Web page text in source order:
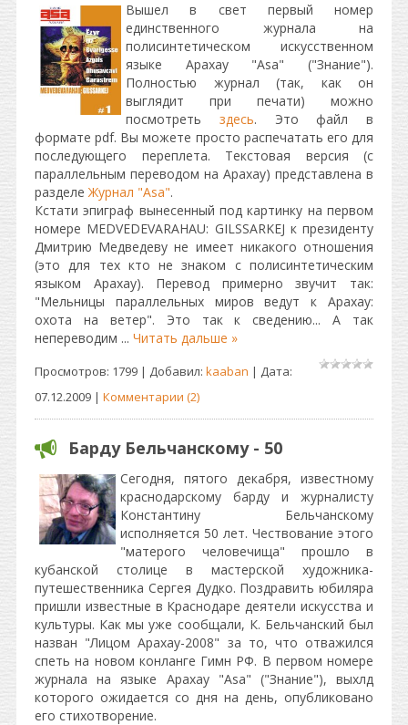
Вышел в свет первый номер
единственного журнала на
полисинтетическом искусственном
языке Арахау "Asa" ("Знание").
Полностью журнал (так, как он
выглядит при печати) можно
посмотреть здесь. Это файл в
формате pdf. Вы можете просто распечатать его для
последующего переплета. Текстовая версия (с
параллельным переводом на Арахау) представлена в
разделеЖурнал "Asa".
Кстати эпиграф вынесенный под картинку на первом
номере MEDVEDEVARAHAU: GILSSARKEJ к президенту
Дмитрию Медведеву не имеет никакого отношения
(это для тех кто не знаком с полисинтетическим
языком Арахау). Перевод примерно звучит так:
"Мельницы параллельных миров ведут к Арахау:
охота на ветер". Это так к сведению... А так
непереводим ... Читать дальше »
Просмотров: 1799 | Добавил: kaaban | Дата:
07.12.2009 | Комментарии (2)
Барду Бельчанскому - 50
Сегодня, пятого декабря, известному
краснодарскому барду и журналисту
Константину Бельчанскому
исполняется 50 лет. Чествование этого
"матерого человечища" прошло в
кубанской столице в мастерской художника-
путешественника Сергея Дудко. Поздравить юбиляра
пришли известные в Краснодаре деятели искусства и
культуры. Как мы уже сообщали, К. Бельчанский был
назван "Лицом Арахау-2008" за то, что отважился
спеть на новом конланге Гимн РФ. В первом номере
журнала на языке Арахау "Asa" ("Знание"), выхлд
которого ожидается со дня на день, опубликовано
его стихотворение.